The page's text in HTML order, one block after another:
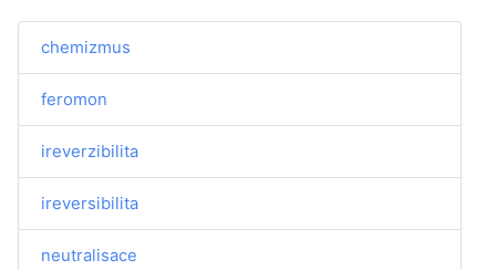
chemizmus
feromon
ireverzibilita
ireversibilita
neutralisace